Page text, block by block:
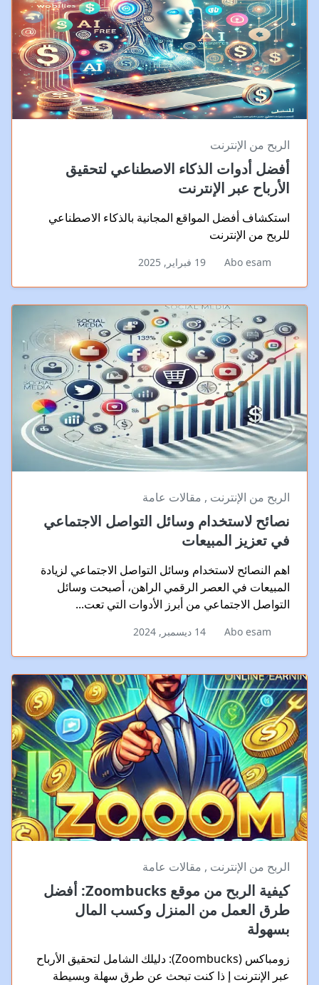
الربح من الإنترنت
أفضل أدوات الذكاء الاصطناعي لتحقيق
الأرباح عبر الإنترنت
استكشاف أفضل المواقع المجانية بالذكاء الاصطناعي
للربح من الإنترنت
Abo esam 19 فبراير, 2025
الربح من الإنترنت , مقالات عامة
نصائح لاستخدام وسائل التواصل الاجتماعي
في تعزيز المبيعات
اهم النصائح لاستخدام وسائل التواصل الاجتماعي لزيادة
المبيعات في العصر الرقمي الراهن، أصبحت وسائل
التواصل الاجتماعي من أبرز الأدوات التي تعت...
Abo esam 14 ديسمبر, 2024
الربح من الإنترنت , مقالات عامة
كيفية الربح من موقع Zoombucks: أفضل
طرق العمل من المنزل وكسب المال
بسهولة
زومباكس (Zoombucks): دليلك الشامل لتحقيق الأرباح
عبر الإنترنت إ ذا كنت تبحث عن طرق سهلة وبسيطة